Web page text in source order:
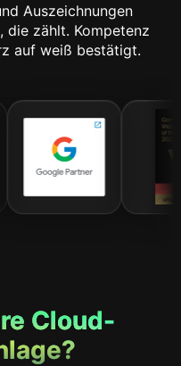
Auszeichnungen
die zählt. Kompetenz
auf weiß bestätigt.
Cloud-